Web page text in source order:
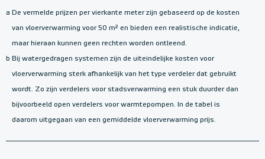
a De vermelde prijzen per vierkante meter zijn gebaseerd op de kosten
van vloerverwarming voor 50 m² en bieden een realistische indicatie,
maar hieraan kunnen geen rechten worden ontleend.
b Bij watergedragen systemen zijn de uiteindelijke kosten voor
vloerverwarming sterk afhankelijk van het type verdeler dat gebruikt
wordt. Zo zijn verdelers voor stadsverwarming een stuk duurder dan
bijvoorbeeld open verdelers voor warmtepompen. In de tabel is
daarom uitgegaan van een gemiddelde vloerverwarming prijs.